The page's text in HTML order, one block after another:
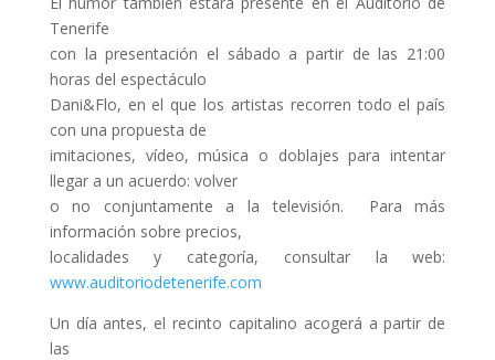
Tenerife
con la presentación el sábado a partir de las 21:00
horas del espectáculo
Dani&Flo, en el que los artistas recorren todo el país
con una propuesta de
imitaciones, vídeo, música o doblajes para intentar
llegar a un acuerdo: volver
o no conjuntamente a la televisión. Para más
información sobre precios,
localidades y categoría, consultar la web:
www.auditoriodetenerife.com
Un día antes, el recinto capitalino acogerá a partir de
las